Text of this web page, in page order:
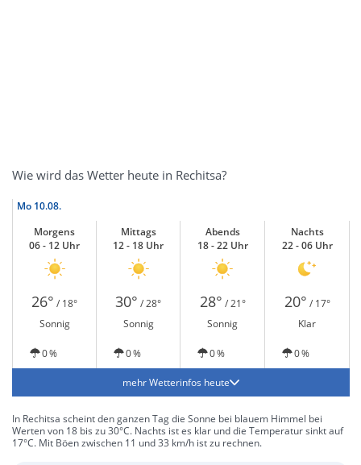
Wie wird das Wetter heute in Rechitsa?
Mo 10.08.
Morgens
06 - 12 Uhr
Mittags
12 - 18 Uhr
Abends
18 - 22 Uhr
Nachts
22 - 06 Uhr
26° / 18° 30° / 28° 28° / 21° 20° / 17°
Sonnig
Sonnig Sonnig Klar
0 % 0 % 0 % 0 %
mehr Wetterinfos heute
In Rechitsa scheint den ganzen Tag die Sonne bei blauem Himmel bei
Werten von 18 bis zu 30°C. Nachts ist es klar und die Temperatur sinkt auf
17°C. Mit Böen zwischen 11 und 33 km/h ist zu rechnen.